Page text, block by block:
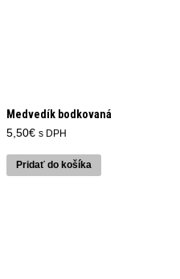
Medvedík bodkovaná
5,50€ s DPH
Pridať do košíka